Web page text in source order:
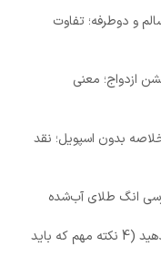
و دوطرفه؛ تفاوت
ازدواج؛ معنی
بدون اسپویل؛ نقد
انگ طلای آب‌شده
اشتباهاتی که هنگام خرید قهوه نباید انجام دهید (4 نکته مهم که باید